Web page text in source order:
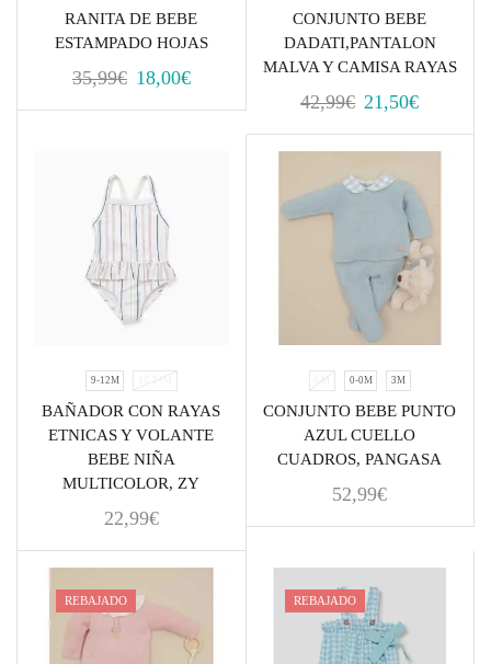
RANITA DE BEBE
ESTAMPADO HOJAS
35,99€ 18,00€
CONJUNTO BEBE
DADATI,PANTALON
MALVA Y CAMISA RAYAS
42,99€ 21,50€
9-12M 18-24M
BAÑADOR CON RAYAS
ETNICAS Y VOLANTE
BEBE NIÑA
MULTICOLOR, ZY
22,99€
0 M 0-0M 3M
CONJUNTO BEBE PUNTO
AZUL CUELLO
CUADROS, PANGASA
52,99€
REBAJADO REBAJADO